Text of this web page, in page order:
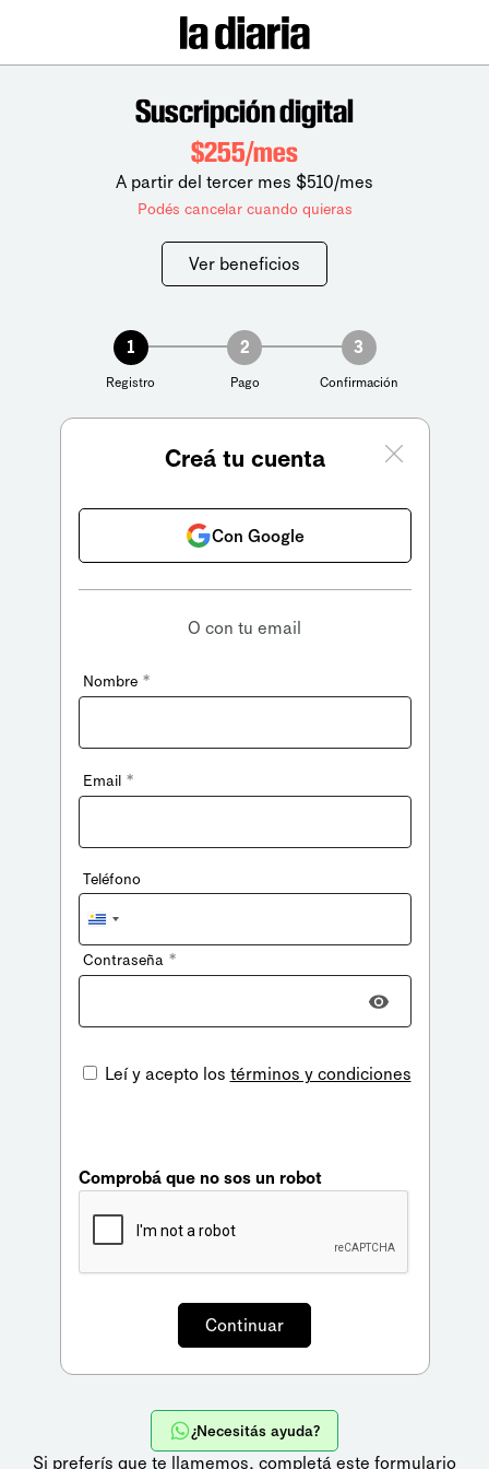
Suscripción digital
$255/mes
A partir del tercer mes $510/mes
Podés cancelar cuando quieras
Ver beneficios
1
Registro
2
Pago
3
Confirmación
Creá tu cuenta
Con Google
O con tu email
Nombre *
Email *
Teléfono
Uruguay
+598
Contraseña *
Leí y acepto los términos y condiciones
Comprobá que no sos un robot
¿Necesitás ayuda?
Si preferís que te llamemos, completá este formulario